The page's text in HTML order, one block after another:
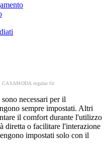
CASAMODA regular fit
necessari per il
sempre impostati. Altri
il comfort durante l'utilizzo
diretta o facilitare l'interazione
impostati solo con il